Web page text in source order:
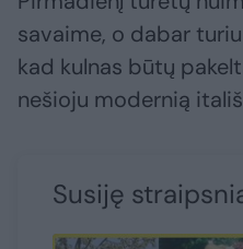
savaime, o dabar
kad kulnas būtų
nešioju modernią
Susiję